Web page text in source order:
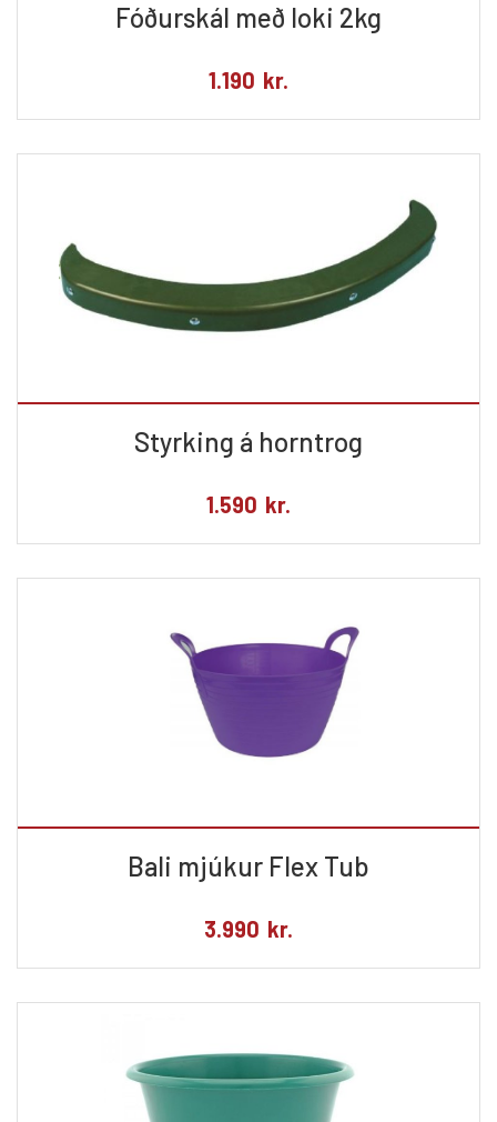
Fóðurskál með loki 2kg
1.190 kr.
Styrking á horntrog
1.590 kr.
Bali mjúkur Flex Tub
3.990 kr.